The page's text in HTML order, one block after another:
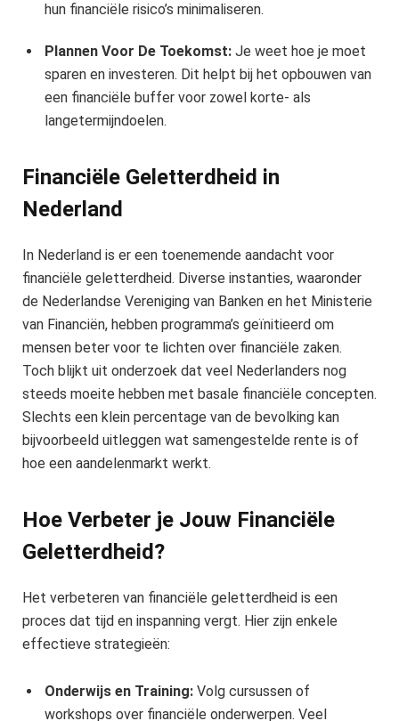
hun financiële risico’s minimaliseren.
Plannen Voor De Toekomst: Je weet hoe je moet
sparen en investeren. Dit helpt bij het opbouwen van
een financiële buffer voor zowel korte- als
langetermijndoelen.
Financiële Geletterdheid in
Nederland
In Nederland is er een toenemende aandacht voor
financiële geletterdheid. Diverse instanties, waaronder
de Nederlandse Vereniging van Banken en het Ministerie
van Financiën, hebben programma’s geïnitieerd om
mensen beter voor te lichten over financiële zaken.
Toch blijkt uit onderzoek dat veel Nederlanders nog
steeds moeite hebben met basale financiële concepten.
Slechts een klein percentage van de bevolking kan
bijvoorbeeld uitleggen wat samengestelde rente is of
hoe een aandelenmarkt werkt.
Hoe Verbeter je Jouw Financiële
Geletterdheid?
Het verbeteren van financiële geletterdheid is een
proces dat tijd en inspanning vergt. Hier zijn enkele
effectieve strategieën:
Onderwijs en Training: Volg cursussen of
workshops over financiële onderwerpen. Veel